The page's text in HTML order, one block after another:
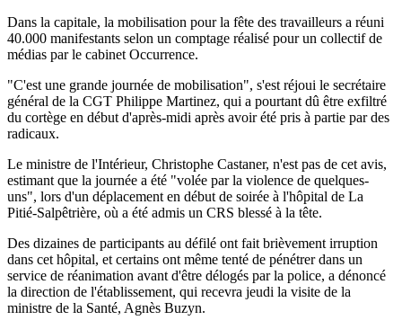
Dans la capitale, la mobilisation pour la fête des travailleurs a réuni
40.000 manifestants selon un comptage réalisé pour un collectif de
médias par le cabinet Occurrence.
"C'est une grande journée de mobilisation", s'est réjoui le secrétaire
général de la CGT Philippe Martinez, qui a pourtant dû être exfiltré
du cortège en début d'après-midi après avoir été pris à partie par des
radicaux.
Le ministre de l'Intérieur, Christophe Castaner, n'est pas de cet avis,
estimant que la journée a été "volée par la violence de quelques-
uns", lors d'un déplacement en début de soirée à l'hôpital de La
Pitié-Salpêtrière, où a été admis un CRS blessé à la tête.
Des dizaines de participants au défilé ont fait brièvement irruption
dans cet hôpital, et certains ont même tenté de pénétrer dans un
service de réanimation avant d'être délogés par la police, a dénoncé
la direction de l'établissement, qui recevra jeudi la visite de la
ministre de la Santé, Agnès Buzyn.